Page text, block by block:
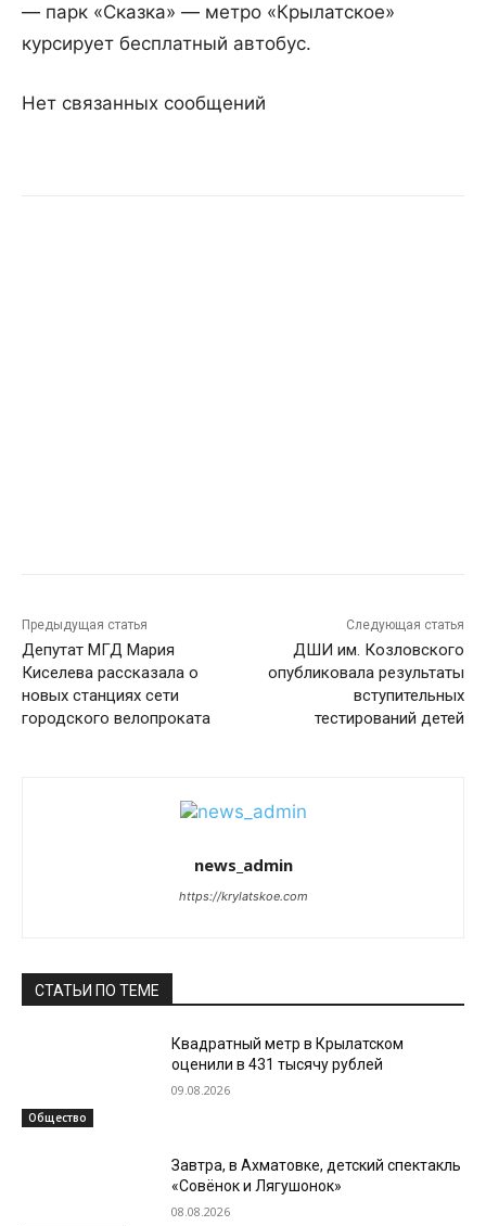
— парк «Сказка» — метро «Крылатское»
курсирует бесплатный автобус.
Нет связанных сообщений
Предыдущая статья
Депутат МГД Мария
Киселева рассказала о
новых станциях сети
городского велопроката
Следующая статья
ДШИ им. Козловского
опубликовала результаты
вступительных
тестирований детей
news_admin
https://krylatskoe.com
СТАТЬИ ПО ТЕМЕ
Общество
Квадратный метр в Крылатском
оценили в 431 тысячу рублей
09.08.2026
Завтра, в Ахматовке, детский спектакль
«Совёнок и Лягушонок»
08.08.2026